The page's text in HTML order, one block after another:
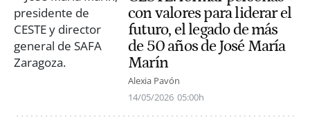
con valores para liderar el
futuro, el legado de más
de 50 años de José María
Marín
Alexia Pavón
14/05/2026 05:00h